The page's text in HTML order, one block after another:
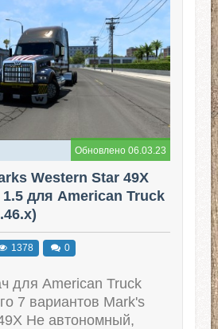
Обновлено 06.03.23
Western Star 49X
для American Truck
1378 0
для American Truck
7 вариантов Mark's
Не автономный,